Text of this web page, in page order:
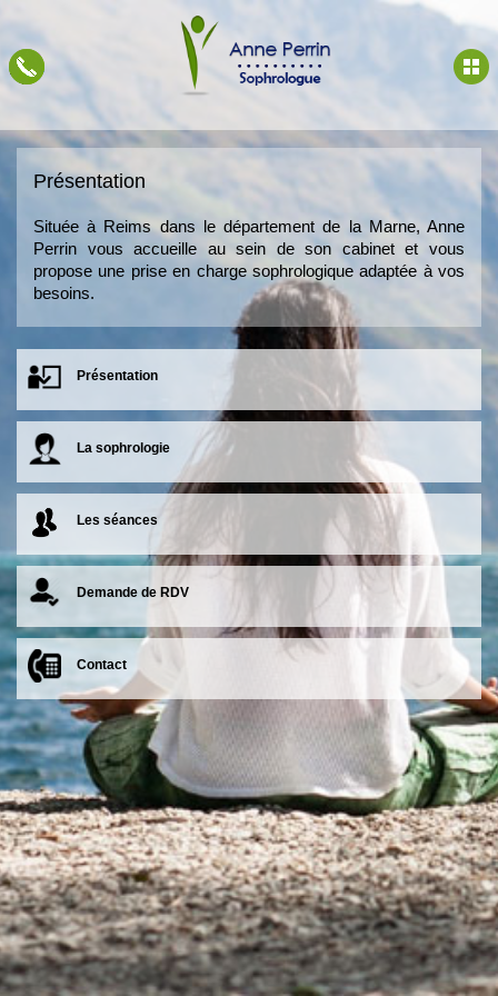
Présentation
Située à Reims dans le département de la Marne, Anne
Perrin vous accueille au sein de son cabinet et vous
propose une prise en charge sophrologique adaptée à vos
besoins.
Présentation
La sophrologie
Les séances
Demande de RDV
Contact